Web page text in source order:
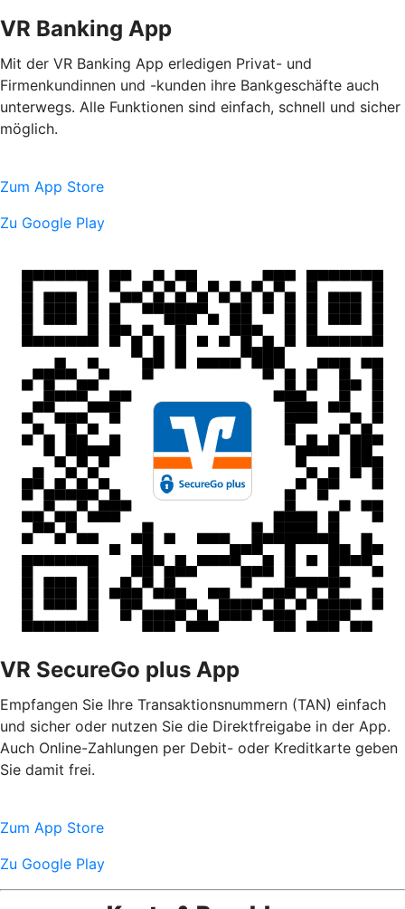
VR Banking App
Mit der VR Banking App erledigen Privat- und
Firmenkundinnen und -kunden ihre Bankgeschäfte auch
unterwegs. Alle Funktionen sind einfach, schnell und sicher
möglich.
Zum App Store
Zu Google Play
VR SecureGo plus App
Empfangen Sie Ihre Transaktionsnummern (TAN) einfach
und sicher oder nutzen Sie die Direktfreigabe in der App.
Auch Online-Zahlungen per Debit- oder Kreditkarte geben
Sie damit frei.
Zum App Store
Zu Google Play